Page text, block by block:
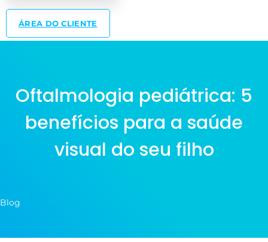
ÁREA DO CLIENTE
Oftalmologia pediátrica: 5
benefícios para a saúde
visual do seu filho
Blog